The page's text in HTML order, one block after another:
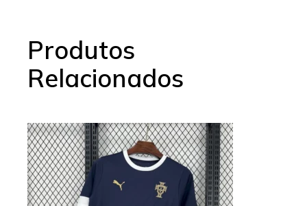
Produtos
Relacionados